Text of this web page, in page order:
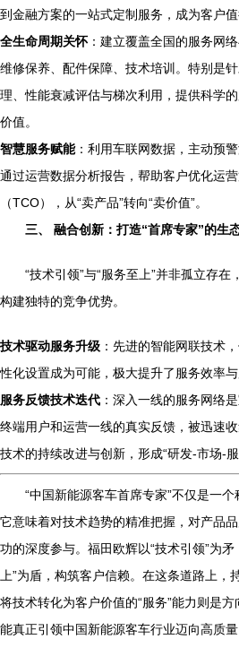
到金融方案的一站式定制服务，成为客户值
全生命周期关怀：建立覆盖全国的服务网
维修保养、配件保障、技术培训。特别是
理、性能衰减评估与梯次利用，提供科学
价值。
智慧服务赋能：利用车联网数据，主动预警
通过运营数据分析报告，帮助客户优化运
（TCO），从“卖产品”转向“卖价值”。
三、 融合创新：打造“首席专家”的生
“技术引领”与“服务至上”并非孤立存在
构建独特的竞争优势。
技术驱动服务升级 ：先进的智能网联技术
性化设置成为可能，极大提升了服务效率与
服务反馈技术迭代 ：深入一线的服务网络
终端用户和运营一线的真实反馈，被迅速
技术的持续改进与创新，形成“研发-市场-服
“中国新能源客车首席专家”不仅是一个
它意味着对技术趋势的精准把握，对产品
功的深度参与。福田欧辉以“技术引领”为
上”为盾，构筑客户信赖。在这条道路上，
将技术转化为客户价值的“服务”能力则是
能真正引领中国新能源客车行业迈向高质